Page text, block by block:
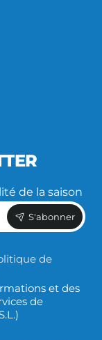
de la saison
S'abonner
de
et des
de